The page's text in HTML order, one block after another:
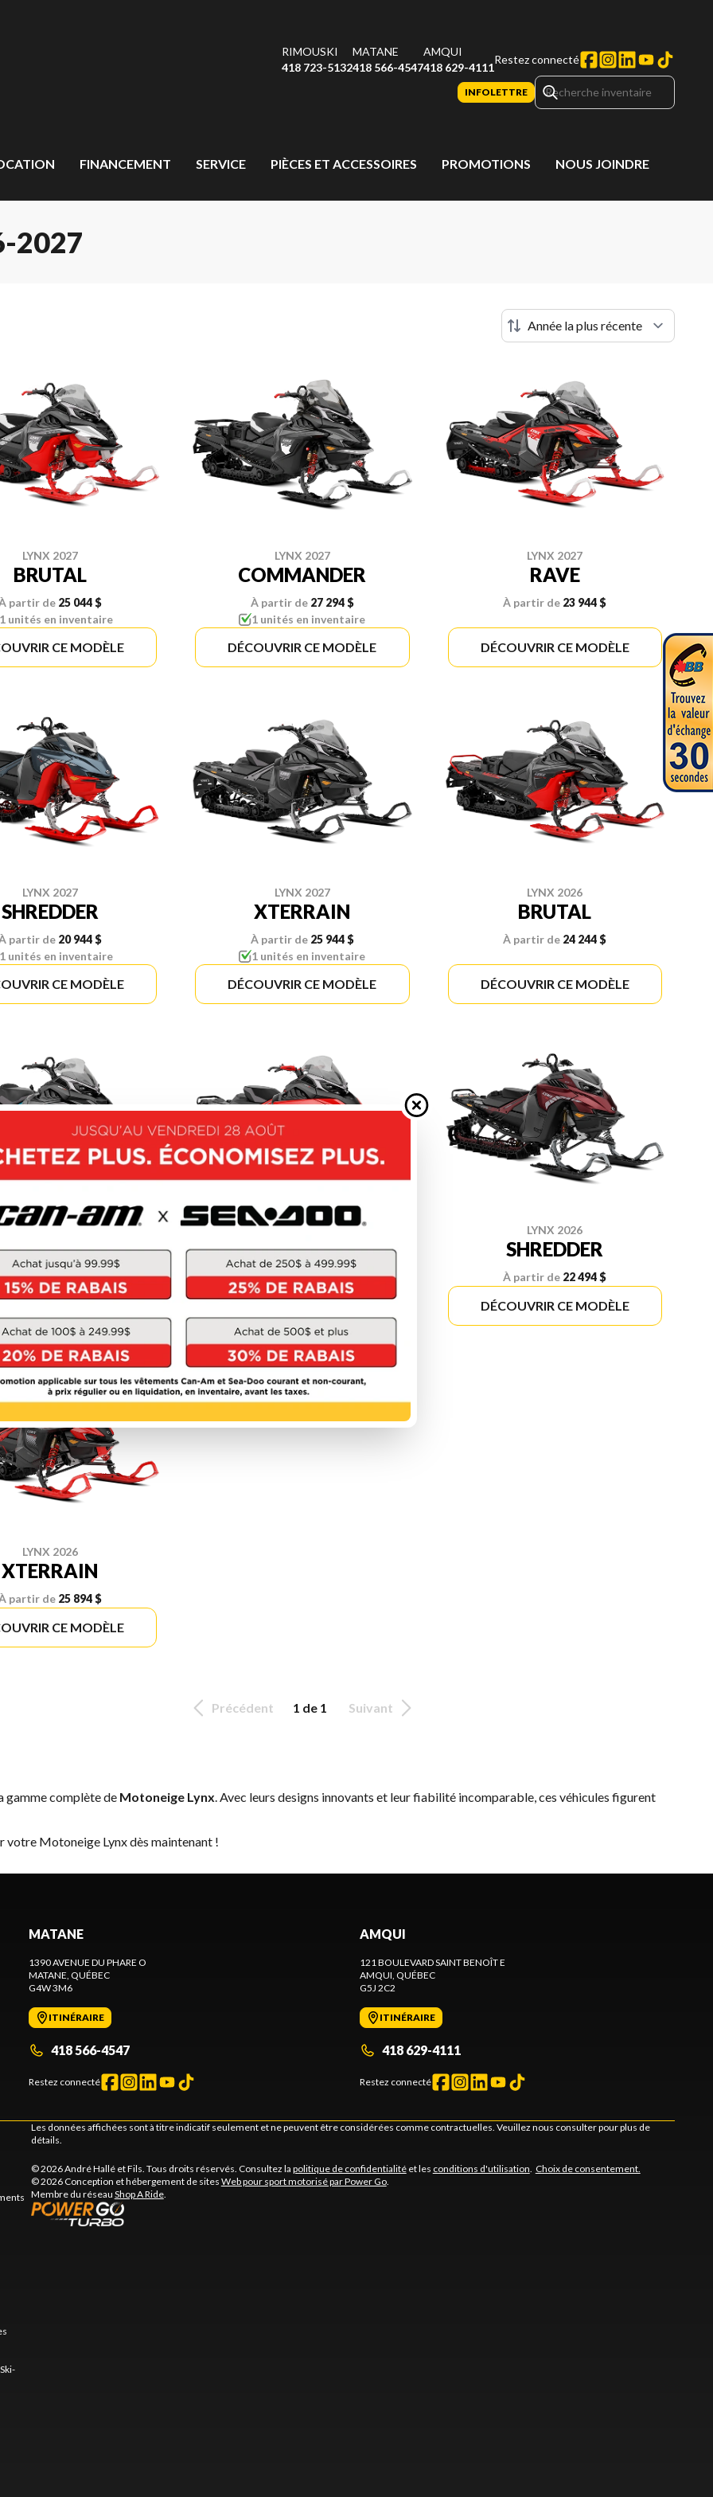
RIMOUSKI
418 723-5132
MATANE
418 566-4547
AMQUI
418 629-4111
Restez connecté
INFOLETTRE
FINANCEMENT SERVICE PIÈCES ET ACCESSOIRES PROMOTIONS NOUS JOINDRE
2027
LYNX 2027
BRUTAL
partir de 25 044 $
1 unités en inventaire
CE MODÈLE
LYNX 2027
COMMANDER
À partir de 27 294 $
1 unités en inventaire
DÉCOUVRIR CE MODÈLE
LYNX 2027
RAVE
À partir de 23 944 $
DÉCOUVRIR CE MODÈLE
LYNX 2027
SHREDDER
partir de 20 944 $
1 unités en inventaire
CE MODÈLE
LYNX 2027
XTERRAIN
À partir de 25 944 $
1 unités en inventaire
DÉCOUVRIR CE MODÈLE
LYNX 2026
BRUTAL
À partir de 24 244 $
DÉCOUVRIR CE MODÈLE
LYNX 2026
partir de27 244 $
LYNX 2026
RAVE
À partir de23 294 $
LYNX 2026
SHREDDER
À partir de 22 494 $
DÉCOUVRIR CE MODÈLE
LYNX 2026
XTERRAIN
partir de 25 894 $
CE MODÈLE
Précédent 1 de 1 Suivant
gamme complète de Motoneige Lynx . Avec leurs designs innovants et leur fiabilité incomparable, ces véhicules figurent
votre Motoneige Lynx dès maintenant !
MATANE
1390 AVENUE DU PHARE O
MATANE , QUÉBEC
G4W 3M6
ITINÉRAIRE
418 566-4547
Restez connecté
AMQUI
121 BOULEVARD SAINT BENOÎT E
AMQUI , QUÉBEC
G5J 2C2
ITINÉRAIRE
418 629-4111
Restez connecté
Les données affichées sont à titre indicatif seulement et ne peuvent être considérées comme contractuelles. Veuillez nous consulter pour plus de
détails.
© 2026 André Hallé et Fils. Tous droits réservés. Consultez la politique de confidentialitéet les conditions d'utilisation Choix de consentement.
© 2026 Conception et hébergement de sites Web pour sport motorisé par Power Go.
Membre du réseau Shop A Ride.